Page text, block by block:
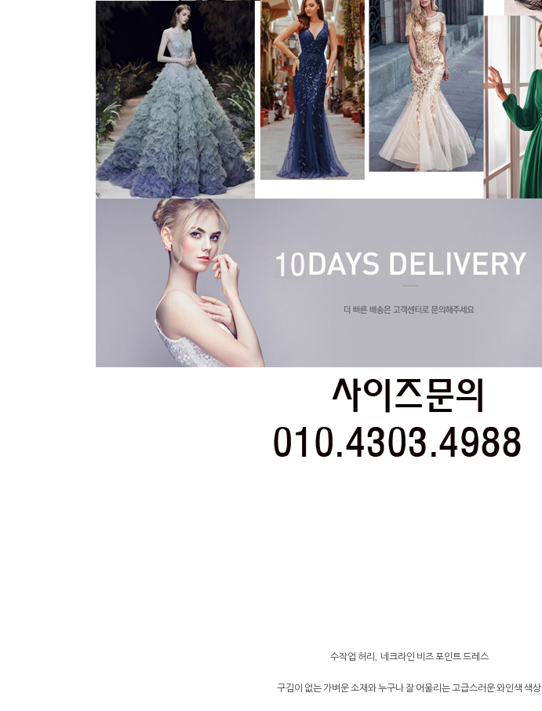
수작업 허리, 네크라인 비즈 포인트 드레스
구김이 없는 가벼운 소재와 누구나 잘 어울리는 고급스러운 와인색 색상